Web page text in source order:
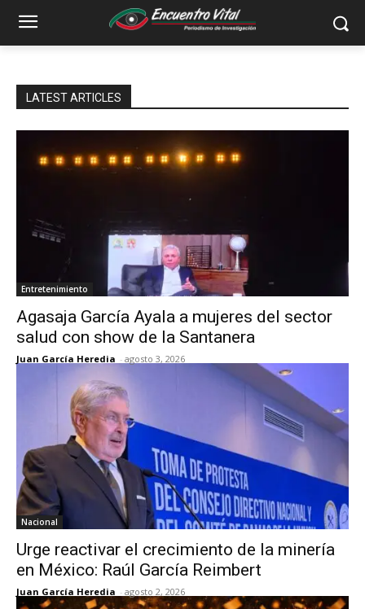
LATEST ARTICLES
Entretenimiento
Agasaja García Ayala a mujeres del sector
salud con show de la Santanera
Juan García Heredia - agosto 3, 2026
Nacional
Urge reactivar el crecimiento de la minería
en México: Raúl García Reimbert
Juan García Heredia - agosto 2, 2026